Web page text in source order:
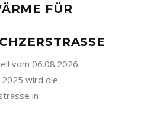
FÜR
vom 06.08.2026:
wird die
in